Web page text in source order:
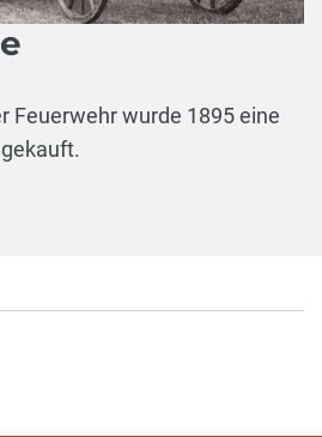
Feuerwehr wurde 1895 eine